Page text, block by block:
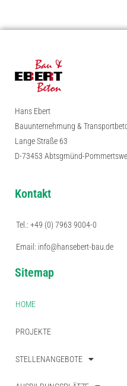
Hans Ebert
Bauunternehmung &
Lange Straße 63
D-73453 Abtsgmünd-
Kontakt
Tel.: +49 (0) 7963 9004-0
Email: info@hansebert-bau.de
Sitemap
HOME
PROJEKTE
STELLENANGEBOTE